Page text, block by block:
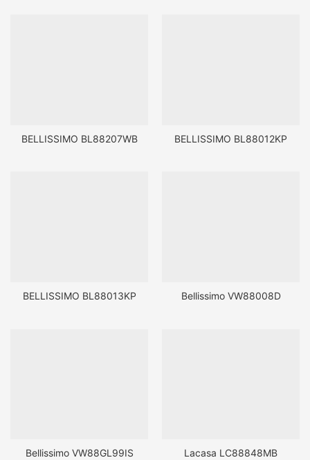
BELLISSIMO BL88207WB BELLISSIMO BL88012KP
BELLISSIMO BL88013KP Bellissimo VW88008D
Bellissimo VW88GL99IS Lacasa LC88848MB